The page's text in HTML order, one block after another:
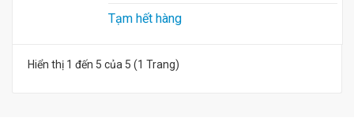
Tạm hết hàng
Hiển thị 1 đến 5 của 5 (1 Trang)